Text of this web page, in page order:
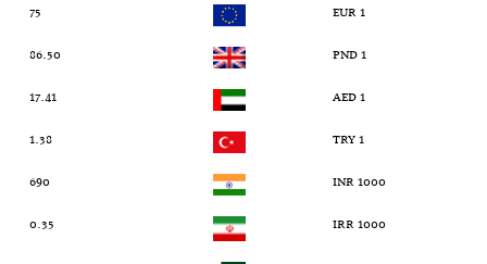
1 EUR
75
1 PND
86.50
1 AED
17.41
1 TRY
1.38
1000 INR
690
1000 IRR
0.35